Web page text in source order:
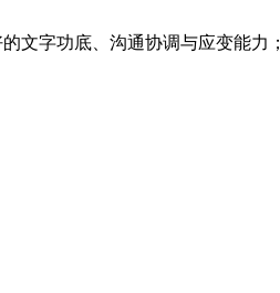
文字功底、沟通协调与应变能力；